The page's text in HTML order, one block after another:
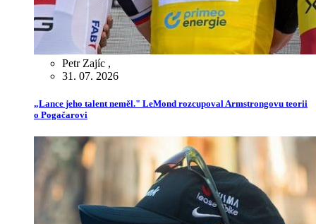
Petr Zajíc ,
31. 07. 2026
„Lance jeho talent neměl." LeMond rozcupoval Armstrongovu teorii
o Pogačarovi